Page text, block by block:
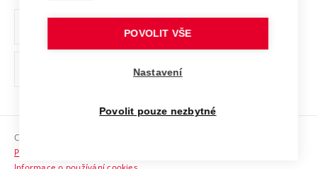
Ochrana osobních údajů
odkaz)
Sociální bezpečí
HR Award
Copyright © 2026 VUT
Prohlášení o přístupnosti
POVOLIT VŠE
Nastavení
Povolit pouze nezbytné